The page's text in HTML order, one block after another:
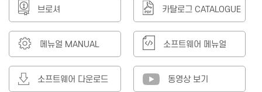
브로셔 카탈로그 CATALOGUE
메뉴얼 MANUAL 소프트웨어 메뉴얼
소프트웨어 다운로드 동영상 보기